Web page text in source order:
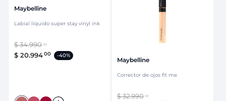
Maybelline
Labial líquido super stay vinyl ink
$34.990 00
$ 20.99400 -40%
Maybelline
Corrector de ojos fit me
$32.990 00